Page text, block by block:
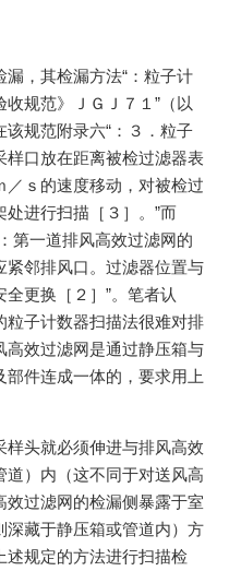
，其检漏方法“：粒子计
规范》ＪＧＪ７１”（以
规范附录六“：３．粒子
口放在距离被检过滤器表
ｓ的速度移动，对被检过
进行扫描［３］。”而
第一道排风高效过滤网的
紧邻排风口。过滤器位置与
更换［２］”。笔者认
粒子计数器扫描法很难对排
高效过滤网是通过静压箱与
件连成一体的，要求用上
样头就必须伸进与排风高效
）内（这不同于对送风高
过滤网的检漏侧暴露于室
深藏于静压箱或管道内）方
述规定的方法进行扫描检